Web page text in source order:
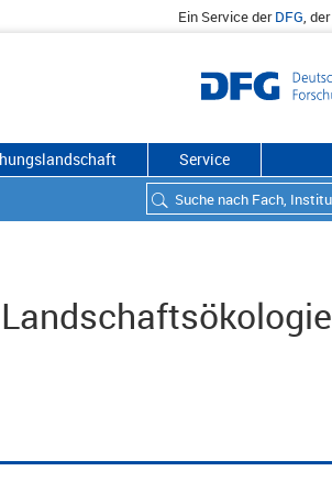
Ein Service derDFG, der
Service